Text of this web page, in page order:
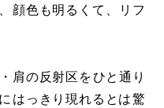
顔色も明るくて、⁡リフ
肩の反射区を⁡ひと通り
はっきり現れるとは⁡驚